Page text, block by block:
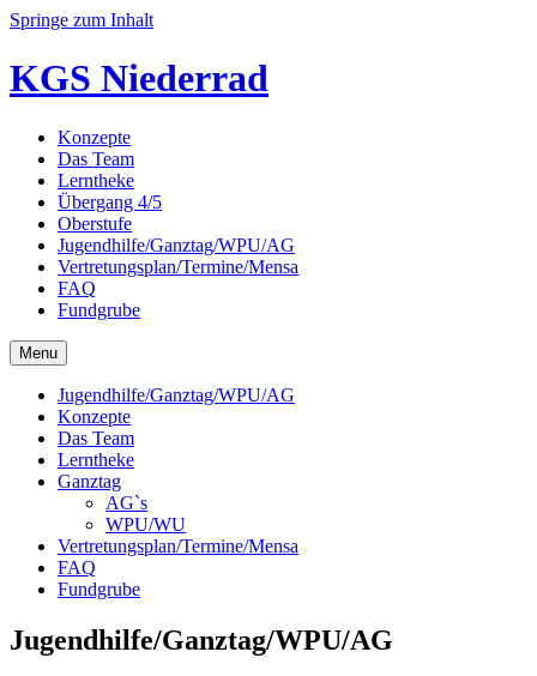
Springe zum Inhalt
KGS Niederrad
Konzepte
Das Team
Lerntheke
Übergang 4/5
Oberstufe
Jugendhilfe/Ganztag/WPU/AG
Vertretungsplan/Termine/Mensa
FAQ
Fundgrube
Menu
Jugendhilfe/Ganztag/WPU/AG
Konzepte
Das Team
Lerntheke
Ganztag
AG`s
WPU/WU
Vertretungsplan/Termine/Mensa
FAQ
Fundgrube
Jugendhilfe/Ganztag/WPU/AG